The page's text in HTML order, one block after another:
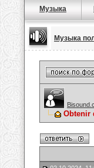
Музыка
Музыка
Obtenir